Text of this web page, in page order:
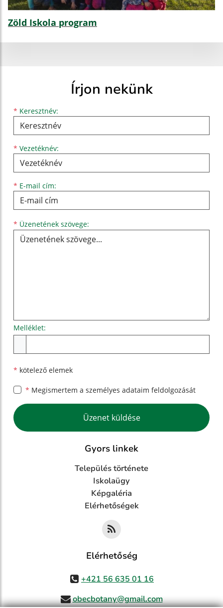
Zöld Iskola program
Írjon nekünk
* Keresztnév:
Keresztnév
* Vezetéknév:
Vezetéknév
* E-mail cím:
E-mail cím
* Üzenetének szövege:
Melléklet:
* kötelező elemek
* Megismertem a személyes adataim feldolgozását
Google reCaptcha Response
Üzenet küldése
Gyors linkek
Település története
Iskolaügy
Képgaléria
Elérhetőségek
Elérhetőség
+421 56 635 01 16
obecbotany@gmail.com